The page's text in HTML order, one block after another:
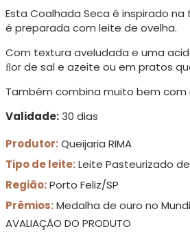
Esta Coalhada Seca é inspirado
é preparada com leite de ovelha.
Com textura aveludada e uma
ﬂor de sal e azeite ou em pratos
Também combina muito bem com
Validade:30 dias
Produtor:Queijaria RIMA
Tipo de leite:Leite Pasteurizado
Região:Porto Feliz/SP
Prêmios:Medalha de ouro no
AVALIAÇÃO DO PRODUTO